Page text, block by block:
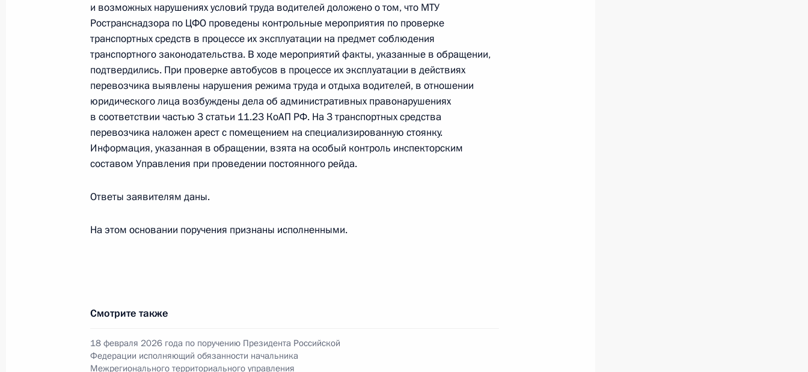
О ходе исполнения поручения, данного по итогам личного приёма в режиме видео-
конференц-связи жительницы города Севастополя, проведённого по поручению
Президента Российской Федерации начальником Управления Президента
Российской Федерации по работе с обращениями граждан и организаций
в Приёмной Президента Российской Федерации по приёму граждан в Москве 30
октября 2019 года
3 июля 2026 года, 16:37
Исполнены поручения, данные по результатам личного приёма, проведённого
управления Федеральной службы по экологическому, технологическому и атомному
Продлён контроль исполнения поручений, данных по результатам личного приёма,
проведённого по поручению Президента Российской Федерации начальником
и возможных нарушениях условий труда водителей доложено о том, что МТУ
Ространснадзора по ЦФО проведены контрольные мероприятия по проверке
транспортных средств в процессе их эксплуатации на предмет соблюдения
транспортного законодательства. В ходе мероприятий факты, указанные в обращении,
подтвердились. При проверке автобусов в процессе их эксплуатации в действиях
перевозчика выявлены нарушения режима труда и отдыха водителей, в отношении
юридического лица возбуждены дела об административных правонарушениях
в соответствии частью 3 статьи 11.23 КоАП РФ. На 3 транспортных средства
перевозчика наложен арест с помещением на специализированную стоянку.
Информация, указанная в обращении, взята на особый контроль инспекторским
составом Управления при проведении постоянного рейда.
Ответы заявителям даны.
На этом основании поручения признаны исполненными.
Смотрите также
18 февраля 2026 года по поручению Президента Российской
Федерации исполняющий обязанности начальника
Межрегионального территориального управления